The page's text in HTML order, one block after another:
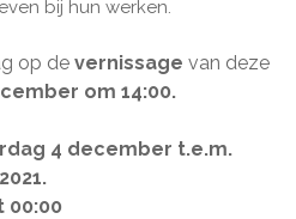
bij hun werken.
op de vernissage van deze
om 14:00​​​​.
4 december t.e.m.
00:00